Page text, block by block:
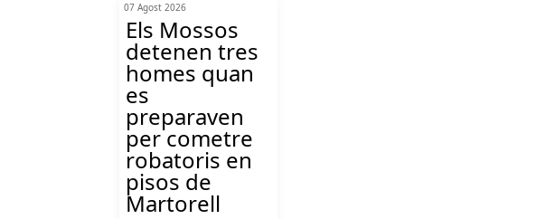
07 Agost 2026
Els Mossos
detenen tres
homes quan
es
preparaven
per cometre
robatoris en
pisos de
Martorell